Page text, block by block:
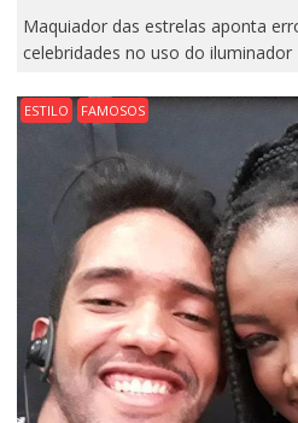
Maquiador das estrelas aponta
celebridades no uso do iluminador
ESTILO FAMOSOS